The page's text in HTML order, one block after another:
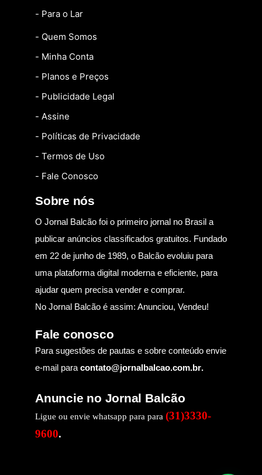
- Para o Lar
- Quem Somos
- Minha Conta
- Planos e Preços
- Publicidade Legal
- Assine
- Políticas de Privacidade
- Termos de Uso
- Fale Conosco
Sobre nós
O Jornal Balcão foi o primeiro jornal no Brasil a
publicar anúncios classificados gratuitos. Fundado
em 22 de junho de 1989, o Balcão evoluiu para
uma plataforma digital moderna e eficiente, para
ajudar quem precisa vender e comprar.
No Jornal Balcão é assim: Anunciou, Vendeu!
Fale conosco
Para sugestões de pautas e sobre conteúdo envie
e-mail para contato@jornalbalcao.com.br.
Anuncie no Jornal Balcão
Ligue ou envie whatsapp para para (31)3330-
9600.